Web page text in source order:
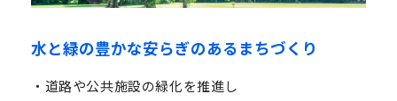
水と緑の豊かな安らぎのあるまちづくり
・道路や公共施設の緑化を推進し